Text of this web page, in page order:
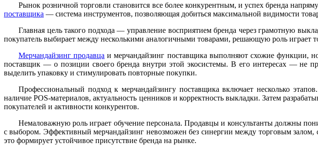
Рынок розничной торговли становится все более конкурентным, и успех бренда
поставщика — система инструментов, позволяющая добиться максимальной видимости
Главная цель такого подхода — управление восприятием бренда через грамотную
покупатель выбирает между несколькими аналогичными товарами, решающую роль играет
Мерчандайзинг продавца и мерчандайзинг поставщика выполняют схожие функции, но
поставщик — о позиции своего бренда внутри этой экосистемы. В его интересах — не
выделить упаковку и стимулировать повторные покупки.
Профессиональный подход к мерчандайзингу поставщика включает несколько
наличие POS-материалов, актуальность ценников и корректность выкладки. Затем
покупателей и активности конкурентов.
Немаловажную роль играет обучение персонала. Продавцы и консультанты должны
с выбором. Эффективный мерчандайзинг невозможен без синергии между торговым залом,
это формирует устойчивое присутствие бренда на рынке.